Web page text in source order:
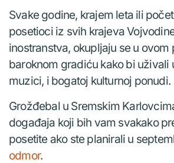
Svake godine, krajem leta ili
posetioci iz svih krajeva
inostranstva, okupljaju se u ovom
baroknom gradiću kako bi uživali
muzici, i bogatoj kulturnoj ponudi.
Grožđebal u Sremskim
događaja koji bih vam svakako
posetite ako ste planirali u
odmor.